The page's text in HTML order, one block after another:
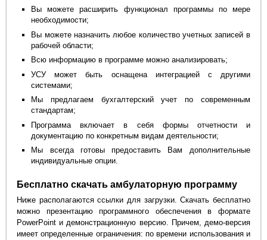
Вы можете расширить функционал программы по мере
необходимости;
Вы можете назначить любое количество учетных записей в
рабочей области;
Всю информацию в программе можно анализировать;
УСУ может быть оснащена интеграцией с другими
системами;
Мы предлагаем бухгалтерский учет по современным
стандартам;
Программа включает в себя формы отчетности и
документацию по конкретным видам деятельности;
Мы всегда готовы предоставить Вам дополнительные
индивидуальные опции.
Бесплатно скачать амбулаторную программу
Ниже располагаются ссылки для загрузки. Скачать бесплатно
можно презентацию программного обеспечения в формате
PowerPoint и демонстрационную версию. Причем, демо-версия
имеет определенные ограничения: по времени использования и